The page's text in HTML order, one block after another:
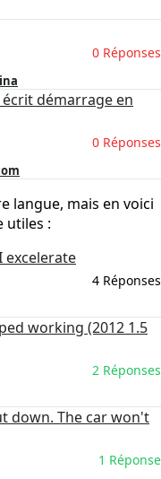
0 Réponses
démarrage en
0 Réponses
langue, mais en voici
utiles :
excelerate
4 Réponses
working (2012 1.5
2 Réponses
down. The car won't
1 Réponse